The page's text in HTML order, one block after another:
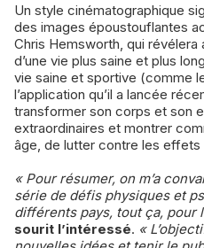
Un style cinématographique
des images époustouflantes
Chris Hemsworth, qui
d’une vie plus saine et plus
vie saine et sportive (comme
l’application qu’il a lancée
transformer son corps et son
extraordinaires et montrer
âge, de lutter contre les effets
« Pour résumer, on m’a
série de défis physiques et
différents pays, tout ça,
sourit l’intéressé. «